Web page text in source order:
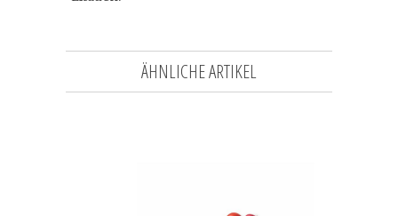
ÄHNLICHE ARTIKEL